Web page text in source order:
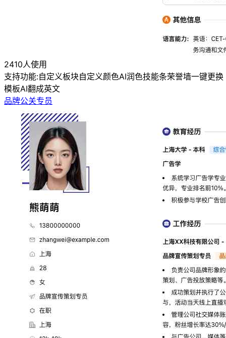
2410人使用
支持功能:自定义板块自定义颜色AI润色技能条荣誉墙一键更换
模板AI翻成英文
品牌公关专员